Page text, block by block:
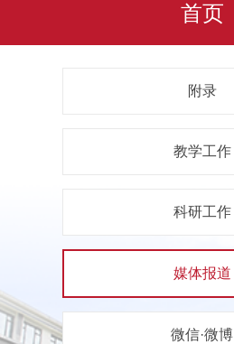
首页
附录
教学工作
科研工作
媒体报道
微信·微博